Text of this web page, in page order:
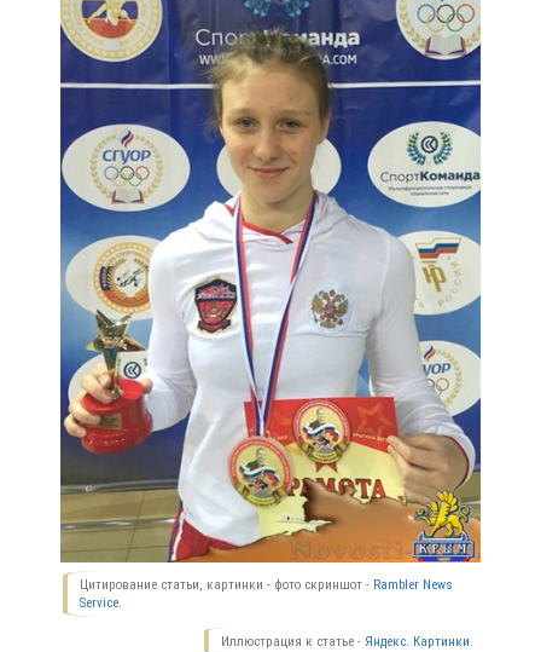
Цитирование статьи, картинки - фото скриншот - Rambler News
Service.
Иллюстрация к статье - Яндекс. Картинки.